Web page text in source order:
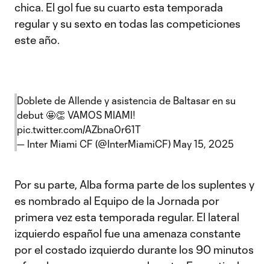
chica. El gol fue su cuarto esta temporada
regular y su sexto en todas las competiciones
este año.
Doblete de Allende y asistencia de Baltasar en su
debut 🤩👏 VAMOS MIAMI!
pic.twitter.com/AZbna0r61T
— Inter Miami CF (@InterMiamiCF) May 15, 2025
Por su parte, Alba forma parte de los suplentes y
es nombrado al Equipo de la Jornada por
primera vez esta temporada regular. El lateral
izquierdo español fue una amenaza constante
por el costado izquierdo durante los 90 minutos